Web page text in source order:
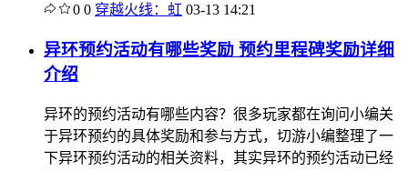
0 0 穿越火线：虹 03-13 14:21
异环预约活动有哪些奖励 预约里程碑奖励详细
介绍
异环的预约活动有哪些内容？很多玩家都在询问小编关
于异环预约的具体奖励和参与方式，切游小编整理了一
下异环预约活动的相关资料，其实异环的预约活动已经